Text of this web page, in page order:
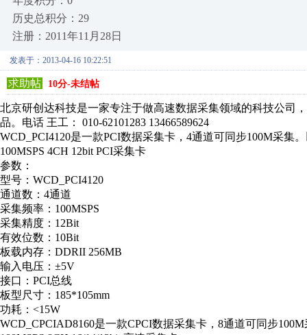
历史总积分：29
注册：2011年11月28日
发表于：2013-04-16 10:22:51
求助帖 10分-未结帖
北京研创达科技是一家专注于做高速数据采集领域的科技公司
品。电话 王工： 010-62101283 13466589624
WCD_PCI4120是一款PCI数据采集卡，4通道可同步100M采集
100MSPS 4CH 12bit PCI采集卡
参数：
型号：WCD_PCI4120
通道数：4通道
采集频率：100MSPS
采集精度：12Bit
有效位数：10Bit
板载内存：DDRII 256MB
输入电压：±5V
接口：PCI总线
板型尺寸：185*105mm
功耗：<15W
WCD_CPCIAD8160是一款CPCI数据采集卡，8通道可同步